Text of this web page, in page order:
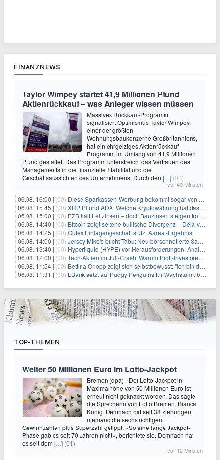
FINANZNEWS
Taylor Wimpey startet 41,9 Millionen Pfund
Aktienrückkauf – was Anleger wissen müssen
Massives Rückkauf-Programm
signalisiert Optimismus Taylor Wimpey,
einer der größten
Wohnungsbaukonzerne Großbritanniens,
hat ein ehrgeiziges Aktienrückkauf-
Programm im Umfang von 41,9 Millionen
Pfund gestartet. Das Programm unterstreicht das Vertrauen des
Managements in die finanzielle Stabilität und die
Geschäftsaussichten des Unternehmens. Durch den […] (00)
vor 40 Minuten
06.08. 16:00 | (00) Diese Sparkassen-Werbung bekommt sogar von der Konkurrenz Lob
06.08. 15:45 | (00) XRP, PI und ADA: Welche Kryptowährung hat das größte Potenzial im nächsten Bullenmarkt?
06.08. 15:00 | (00) EZB hält Leitzinsen – doch Bauzinsen steigen trotzdem: Das Nahost-Problem für Immobilienkäufer
06.08. 14:40 | (00) Bitcoin zeigt seltene bullische Divergenz – Déjà-vu für BTC?
06.08. 14:25 | (00) Gutes Einlagengeschäft stützt Aareal-Ergebnis
06.08. 14:00 | (00) Jersey Mike's bricht Tabu: Neu börsennotierte Sandwich-Kette startet Millionen-Offensive in digitales Marketing
06.08. 13:40 | (00) Hyperliquid (HYPE) vor Herausforderungen: Analysten erwarten kurzfristigen Kursrückgang
06.08. 12:00 | (00) Tech-Aktien im Juli-Crash: Warum Profi-Investoren jetzt zugreifen – Stresstest statt Bärenmarkt
06.08. 11:54 | (00) Bettina Orlopp zeigt sich selbstbewusst: "Ich bin die Vorstandsvorsitzende"
06.08. 11:31 | (00) LBank setzt auf Pudgy Penguins für Wachstum über den Handel hinaus
TOP-THEMEN
Weiter 50 Millionen Euro im Lotto-Jackpot
Bremen (dpa) - Der Lotto-Jackpot in
Maximalhöhe von 50 Millionen Euro ist
erneut nicht geknackt worden. Das sagte
die Sprecherin von Lotto Bremen, Bianca
König. Demnach hat seit 38 Ziehungen
niemand die sechs richtigen
Gewinnzahlen plus Superzahl getippt. «So eine lange Jackpot-
Phase gab es seit 70 Jahren nicht», berichtete sie. Demnach hat
es seit dem[…] (01)
vor 12 Minuten